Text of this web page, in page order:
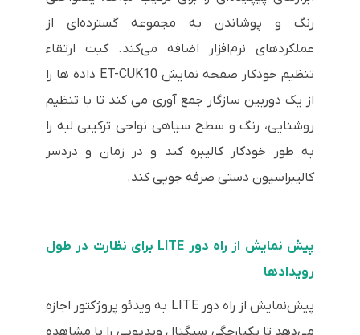
رنگ و پوشاندن به مجموعه گسترده‌ای از
عملکردهای نرم‌افزار اضافه می‌کند. کیت ارتقاء
تنظیم خودکار صفحه نمایش ET-CUK10 داده ها را
از یک دوربین سازگار جمع آوری می کند تا با تنظیم
روشنایی، رنگ و سطح سیاهی نواحی ترکیبی لبه را
به طور خودکار کالیبره کند و در زمان و دردسر
کالیبراسیون دستی صرفه جویی کند.
پیش نمایش از راه دور LITE برای نظارت در طول
رویدادها
پیش‌نمایش از راه دور LITE به ویدئو پروژکتور اجازه